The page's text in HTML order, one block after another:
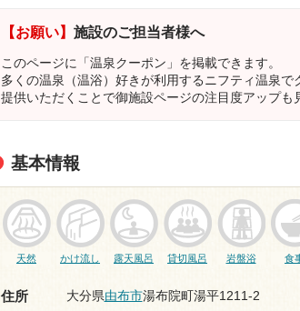
【お願い】 施設のご担当者様へ
このページに「温泉クーポン」を掲載できます。
多くの温泉（温浴）好きが利用するニフティ温泉で
提供いただくことで御施設ページの注目度アップも
基本情報
天然 かけ流し 露天風呂 貸切風呂 岩盤浴 食
住所 大分県由布市湯布院町湯平1211-2